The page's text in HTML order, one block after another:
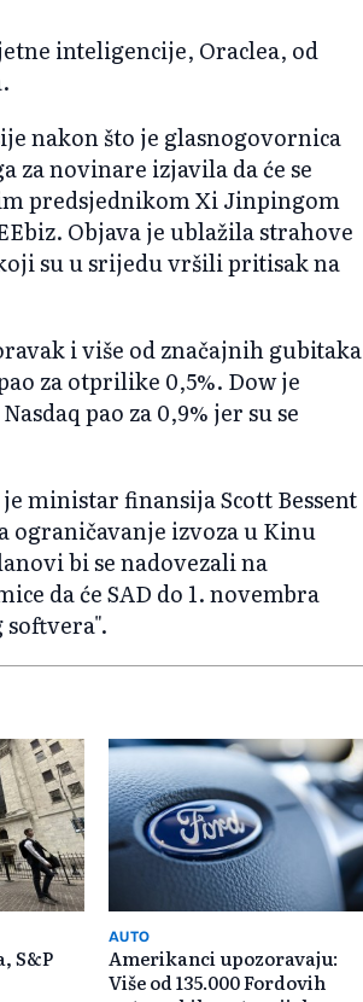
inteligencije, Oraclea, od
nakon što je glasnogovornica
novinare izjavila da će se
predsjednikom Xi Jinpingom
Objava je ublažila strahove
su u srijedu vršili pritisak na
i više od značajnih gubitaka
za otprilike 0,5%. Dow je
pao za 0,9% jer su se
ministar finansija Scott Bessent
ograničavanje izvoza u Kinu
bi se nadovezali na
da će SAD do 1. novembra
S&P
AUTO
Amerikanci upozoravaju:
Više od 135.000 Fordovih